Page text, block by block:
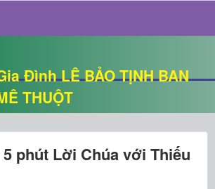
Đình LÊ BẢO TỊNH BAN
THUỘT
5 phút Lời Chúa với Thiếu